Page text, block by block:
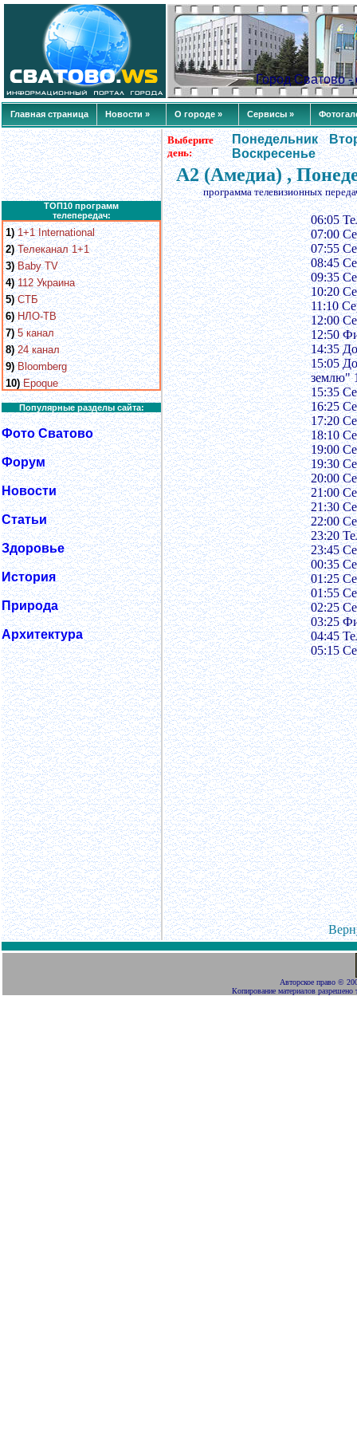
Город Сватово
Главная страница Новости » О городе » Сервисы »
ТОП10 программ
телепередач:
1) 1+1 International
2) Телеканал 1+1
3) Baby TV
4) 112 Украина
5) СТБ
6) НЛО-ТВ
7) 5 канал
8) 24 канал
9) Bloomberg
10) Epoque
Популярные разделы сайта:
Фото Сватово
Форум
Новости
Статьи
Здоровье
История
Природа
Архитектура
Выберите
день:
Понедельник
Воскресенье
А2 (Амедиа) ,
программа телевизионных
06:05
07:00
07:55
08:45
09:35
10:20
11:10
12:00
12:50
14:35
15:05
землю"
15:35
16:25
17:20
18:10
19:00
19:30
20:00
21:00
21:30
22:00
23:20
23:45
00:35
01:25
01:55
02:25
03:25
04:45
05:15
Авторское право ©
Копирование материалов